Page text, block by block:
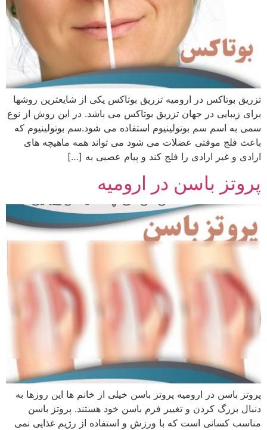
تزریق بوتاکس در ارومیه تزریق بوتاکس یکی از شایعترین روشها
برای زیبایی در جهان تزریق بوتاکس می باشد. در این روش از نوع
سمی به اسم سم بوتولینیوم استفاده می شود.سم بوتولینیوم که
باعث فلج موقتی عضلات می شود می تواند همه ماهیچه های
ارادی و غیر ارادی را فلج کند و پیام عصبی به […]
پروتز باسن در ارومیه
پروتز باسن در ارومیه پروتز باسن خیلی از خانم ها این روزها به
دنبال بزرگ کردن و تغییر فرم باسن خود هستند. پروتز باسن
مناسب کسانی است که با ورزش و استفاده از رژیم غذایی نمی